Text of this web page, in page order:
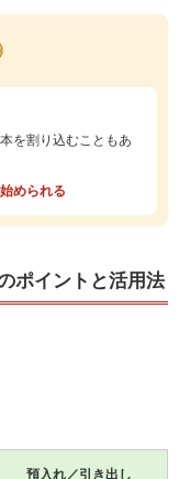
本を割り込むこともあ
められる
ポイントと活用法
預入れ／引き出し